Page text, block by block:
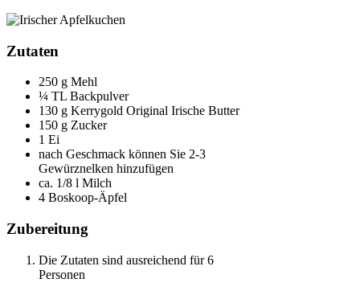
Zutaten
250 g Mehl
¼ TL Backpulver
130 g Kerrygold Original Irische Butter
150 g Zucker
1 Ei
nach Geschmack können Sie 2-3
Gewürznelken hinzufügen
ca. 1/8 l Milch
4 Boskoop-Äpfel
Zubereitung
Die Zutaten sind ausreichend für 6
Personen